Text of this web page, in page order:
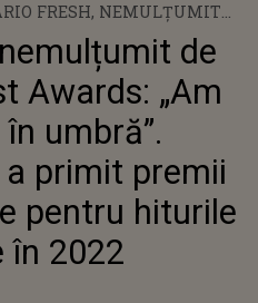
FRESH, NEMULȚUMIT
FOST LĂSAT ÎN UMBRĂ”.
NU A PRIMIT
ȘI RECUNOAȘTERE
HITURILE LANSATE ÎN
de
Awards: „Am
umbră”.
primit premii
pentru hiturile
în 2022